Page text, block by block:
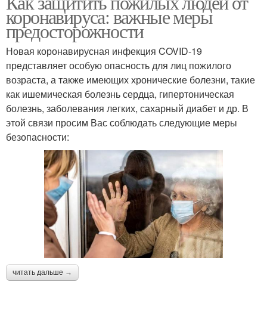
коронавируса: важные меры
предосторожности
Новая коронавирусная инфекция COVID-19
представляет особую опасность для лиц пожилого
возраста, а также имеющих хронические болезни, такие
как ишемическая болезнь сердца, гипертоническая
болезнь, заболевания легких, сахарный диабет и др. В
этой связи просим Вас соблюдать следующие меры
безопасности:
читать дальше →